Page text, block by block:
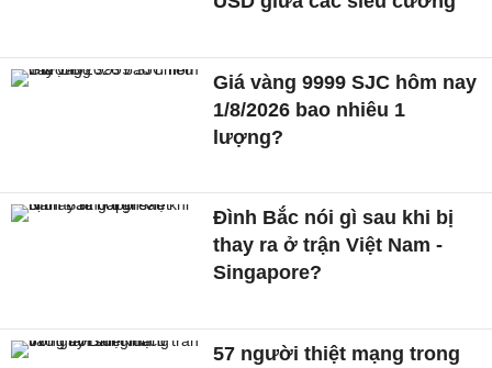
Giá vàng 9999 SJC hôm nay
1/8/2026 bao nhiêu 1
lượng?
Đình Bắc nói gì sau khi bị
thay ra ở trận Việt Nam -
Singapore?
57 người thiệt mạng trong